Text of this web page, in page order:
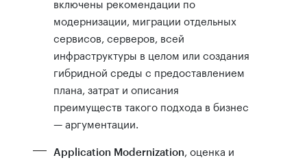
модернизации, миграции отдельных
сервисов, серверов, всей
инфраструктуры в целом или создания
гибридной среды с предоставлением
плана, затрат и описания
преимуществ такого подхода в бизнес
— аргументации.
Application Modernization, оценка и